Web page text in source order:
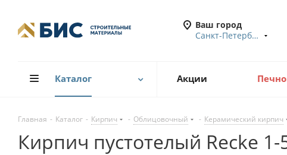
Ваш город
Санкт-Петербург
Каталог Акции
Главная - Каталог - Кирпич - Облицовочный - Керамический кирпич
Кирпич пустотелый Recke